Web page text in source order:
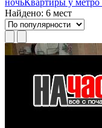
Найдено: 6 мест